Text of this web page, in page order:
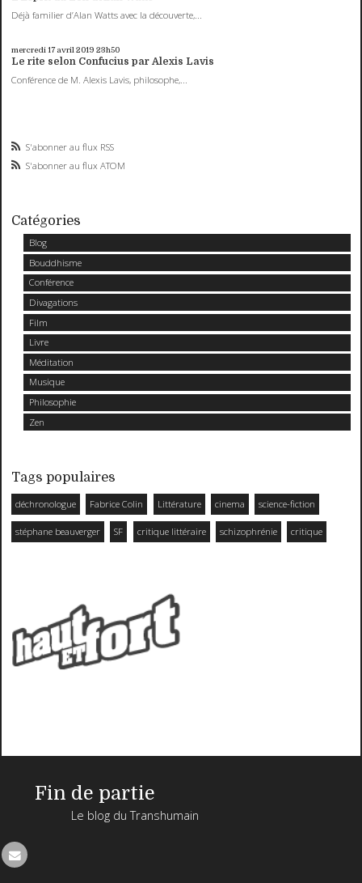
Déjà familier d’Alan Watts avec la découverte,...
mercredi 17 avril 2019 23h50
Le rite selon Confucius par Alexis Lavis
Conférence de M. Alexis Lavis, philosophe,...
S'abonner au flux RSS
S'abonner au flux ATOM
Catégories
Blog
Bouddhisme
Conférence
Divagations
Film
Livre
Méditation
Musique
Philosophie
Zen
Tags populaires
déchronologue Fabrice Colin Littérature cinema science-fiction
stéphane beauverger SF critique littéraire schizophrénie critique
Fin de partie
Le blog du Transhumain